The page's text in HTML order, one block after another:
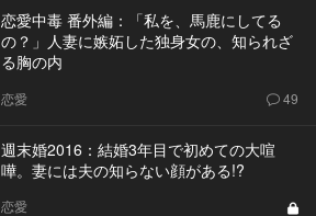
恋愛中毒 番外編：「私を、馬鹿にしてる
の？」人妻に嫉妬した独身女の、知られざ
る胸の内
恋愛 49
週末婚2016：結婚3年目で初めての大喧
嘩。妻には夫の知らない顔がある!?
恋愛